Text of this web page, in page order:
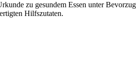
zu gesundem Essen unter
Hilfszutaten.